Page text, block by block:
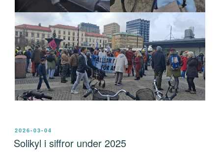
PUBLICERAT
2026-03-04
Solikyl i siffror under 2025